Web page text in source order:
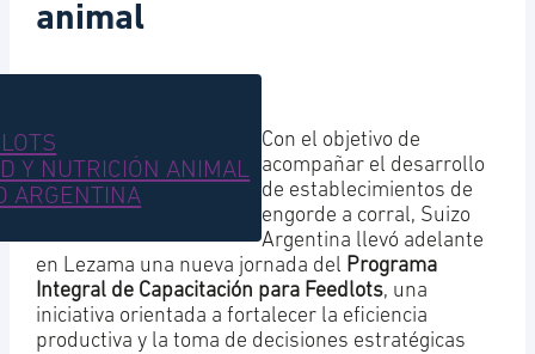
animal
ANIMAL
Y NUTRICIÓN ANIMAL
ARGENTINA
Con el objetivo de
acompañar el desarrollo
de establecimientos de
engorde a corral, Suizo
Argentina llevó adelante
en Lezama una nueva jornada del Programa
Integral de Capacitación para Feedlots, una
iniciativa orientada a fortalecer la eficiencia
productiva y la toma de decisiones estratégicas